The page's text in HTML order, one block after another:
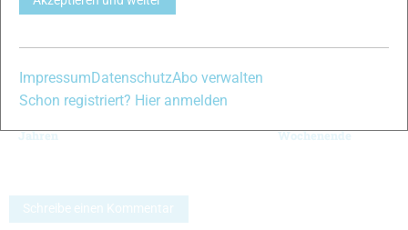
Die ersten FIS-
Jahren
Bieg Piastow in
Wochenende
Schreibe einen Kommentar
ImpressumDatenschutzAbo verwalten
Schon registriert? Hier anmelden